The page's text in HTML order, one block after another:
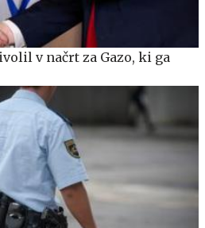
v načrt za Gazo, ki ga